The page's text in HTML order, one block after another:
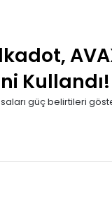
Kullandı!
güç belirtileri